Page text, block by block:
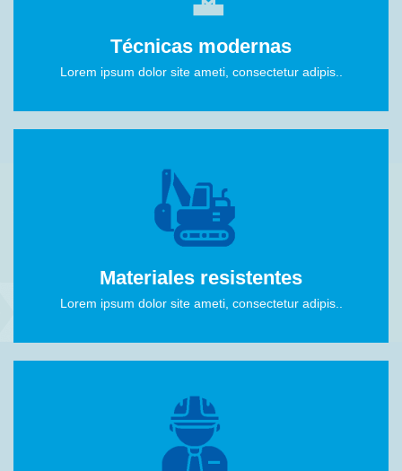
Técnicas modernas
Lorem ipsum dolor site ameti, consectetur adipis..
Materiales resistentes
Lorem ipsum dolor site ameti, consectetur adipis..